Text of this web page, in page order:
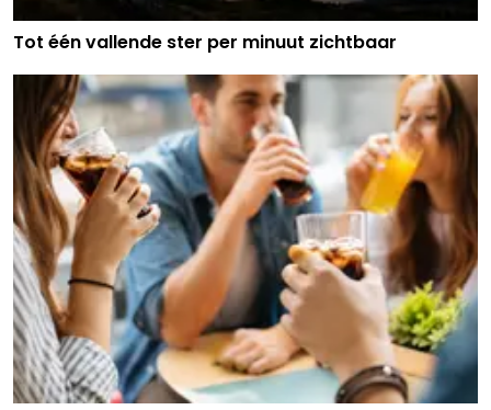
Tot één vallende ster per minuut zichtbaar